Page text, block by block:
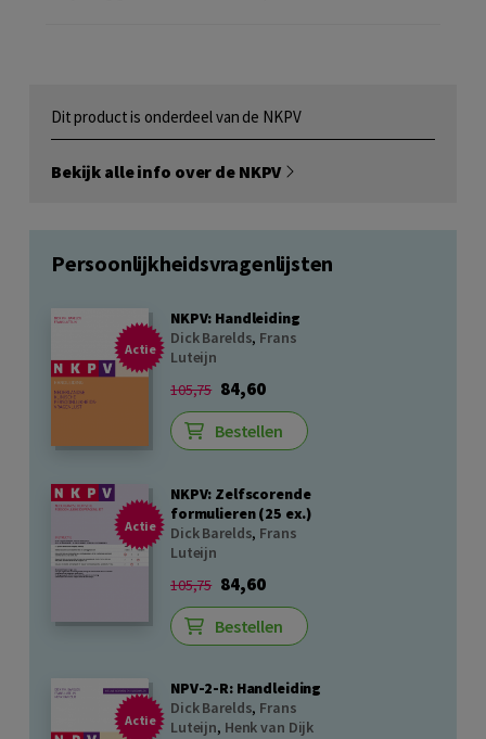
Dit product is onderdeel van de NKPV
Bekijk alle info over de NKPV
Persoonlijkheidsvragenlijsten
Actie
NKPV: Handleiding
Dick Barelds, Frans
Luteijn
105,75 84,60
Bestellen
Actie
NKPV: Zelfscorende
formulieren (25 ex.)
Dick Barelds, Frans
Luteijn
105,75 84,60
Bestellen
Actie
NPV-2-R: Handleiding
Dick Barelds, Frans
Luteijn, Henk van Dijk